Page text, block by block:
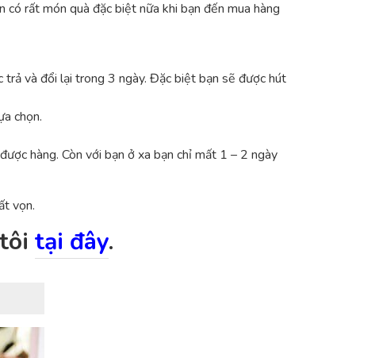
có rất món quà đặc biệt nữa khi bạn đến mua hàng
trả và đổi lại trong 3 ngày. Đặc biệt bạn sẽ được hút
chọn.
hàng. Còn với bạn ở xa bạn chỉ mất 1 – 2 ngày
vọn.
tại đây.